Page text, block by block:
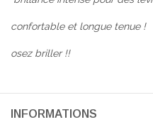
confortable et longue tenue !
osez briller !!
INFORMATIONS